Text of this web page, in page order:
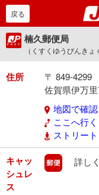
戻る
楠久郵便局
（くすくゆうびんきょ
住所
〒 849-4299
佐賀県伊万
地図で確認
ここへ行く
ストリー
キャッ
シュレ
ス
郵便
詳し